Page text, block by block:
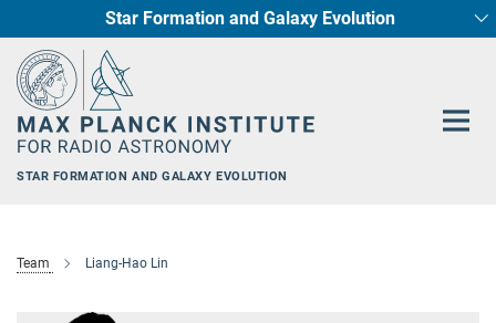
Content
Star Formation and Galaxy Evolution
STAR FORMATION AND GALAXY EVOLUTION
Team Liang-Hao Lin